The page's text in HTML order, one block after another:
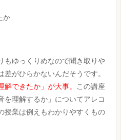
か
もゆっくりめなので聞き取りや
がひらかないんだそうです。
解できたか」が大事。
この講座
を理解するか」についてアレコ
授業は例えもわかりやすくもの